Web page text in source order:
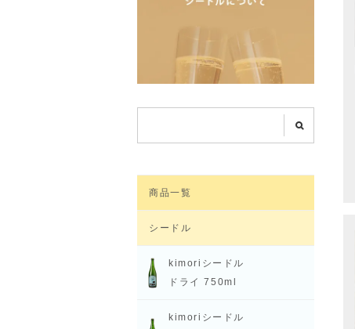
商品一覧
シードル
kimoriシードル
ドライ 750ml
kimoriシードル